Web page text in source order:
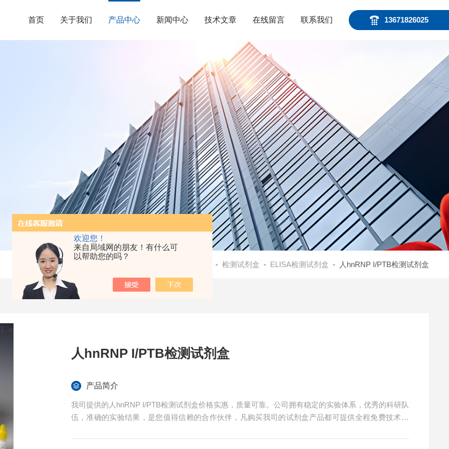
欢迎您！
来自局域网的朋友！有什么可
以帮助您的吗？
13671826025
首页 关于我们 产品中心 新闻中心 技术文章 在线留言 联系我们
- 检测试剂盒 - ELISA检测试剂盒 - 人hnRNP I/PTB检测试剂盒
人hnRNP I/PTB检测试剂盒
产品简介
我司提供的人hnRNP I/PTB检测试剂盒价格实惠，质量可靠。公司拥有稳定的实验体系，优秀的科研队
伍，准确的实验结果，是您值得信赖的合作伙伴，凡购买我司的试剂盒产品都可提供全程免费技术指